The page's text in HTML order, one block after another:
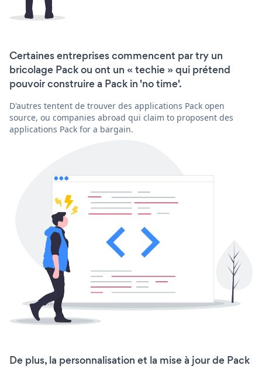
Certaines entreprises commencent par try un
bricolage Pack ou ont un « techie » qui prétend
pouvoir construire a Pack in 'no time'.
D'autres tentent de trouver des applications Pack open
source, ou companies abroad qui claim to proposent des
applications Pack for a bargain.
De plus, la personnalisation et la mise à jour de Pack